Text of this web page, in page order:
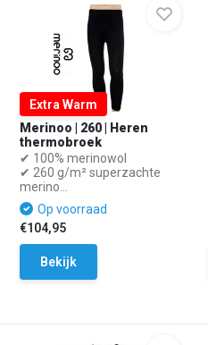
Extra Warm
Merinoo | 260 | Heren
thermobroek
✔ 100% merinowol
✔ 260 g/m² superzachte
merino...
Op voorraad
€104,95
Bekijk